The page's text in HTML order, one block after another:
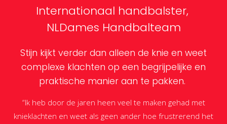
Internationaal handbalster,
NLDames Handbalteam
Stijn kijkt verder dan alleen de knie en weet
complexe klachten op een begrijpelijke en
praktische manier aan te pakken.
“Ik heb door de jaren heen veel te maken gehad met
knieklachten en weet als geen ander hoe frustrerend het